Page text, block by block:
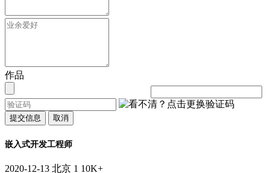
作品
提交信息 取消
嵌入式开发工程师
2020-12-13 北京 1 10K+